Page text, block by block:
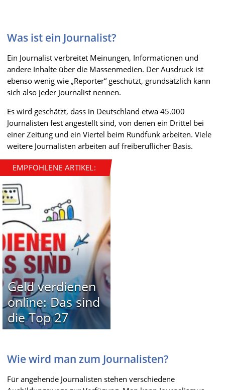
Was ist ein Journalist?
Ein Journalist verbreitet Meinungen, Informationen und
andere Inhalte über die Massenmedien. Der Ausdruck ist
ebenso wenig wie „Reporter“ geschützt, grundsätzlich kann
sich also jeder Journalist nennen.
Es wird geschätzt, dass in Deutschland etwa 45.000
Journalisten fest angestellt sind, von denen ein Drittel bei
einer Zeitung und ein Viertel beim Rundfunk arbeiten. Viele
weitere Journalisten arbeiten auf freiberuflicher Basis.
EMPFOHLENE ARTIKEL:
Geld verdienen
online: Das sind
die Top 27
Wie wird man zum Journalisten?
Für angehende Journalisten stehen verschiedene